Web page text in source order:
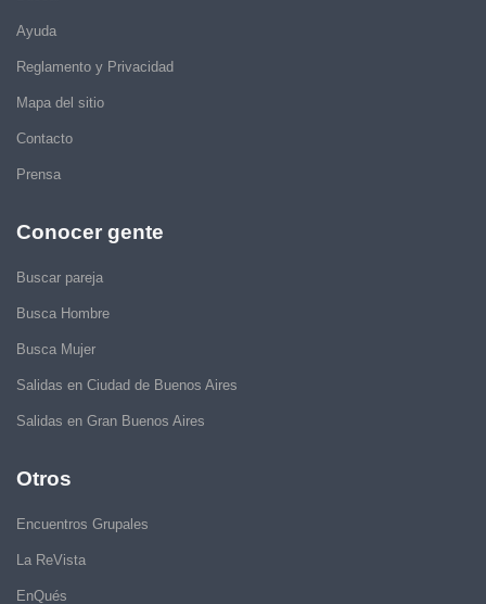
Ayuda
Reglamento y Privacidad
Mapa del sitio
Contacto
Prensa
Conocer gente
Buscar pareja
Busca Hombre
Busca Mujer
Salidas en Ciudad de Buenos Aires
Salidas en Gran Buenos Aires
Otros
Encuentros Grupales
La ReVista
EnQués